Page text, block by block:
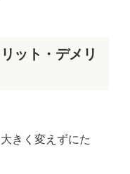
ット・デメリ
きく変えずにた